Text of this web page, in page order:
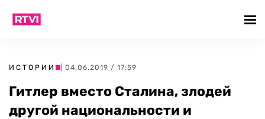
ИСТОРИИ | 04.06.2019 / 17:59
Гитлер вместо Сталина, злодей
другой национальности и